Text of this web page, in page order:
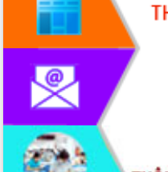
Chủ tịch UBND tỉnh Tạ Anh Tuấn thăm,
chúc mừng các bệnh viện nhân Ngày
Thầy thuốc Việt Nam
Rộn ràng lễ hội truyền thống Sông
nước Đà Nông lần thứ I năm 2026
Kỳ họp Chuyên đề lần thứ Năm, HĐND
tỉnh Đắk Lắk thông qua các nghị quyết
quan trọng
Thống nhất danh sách giới thiệu ứng
cử đại biểu Quốc hội khoá XVI và đại